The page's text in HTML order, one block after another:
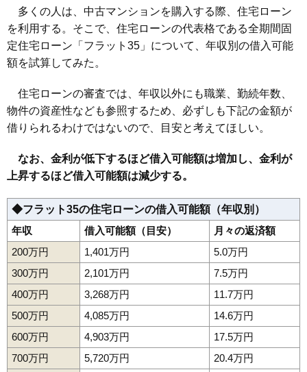
多くの人は、中古マンションを購入する際、住宅ローン
を利用する。そこで、住宅ローンの代表格である全期間固
定住宅ローン「フラット35」について、年収別の借入可能
額を試算してみた。
住宅ローンの審査では、年収以外にも職業、勤続年数、
物件の資産性なども参照するため、必ずしも下記の金額が
借りられるわけではないので、目安と考えてほしい。
なお、金利が低下するほど借入可能額は増加し、金利が
上昇するほど借入可能額は減少する。
◆フラット35の住宅ローンの借入可能額（年収別）
年収
借入可能額（目安）
月々の返済額
200万円
1,401万円
5.0万円
300万円
2,101万円
7.5万円
400万円
3,268万円
11.7万円
500万円
4,085万円
14.6万円
600万円
4,903万円
17.5万円
700万円
5,720万円
20.4万円